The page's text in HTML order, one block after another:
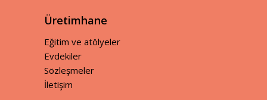
Üretimhane
Eğitim ve atölyeler
Evdekiler
Sözleşmeler
İletişim